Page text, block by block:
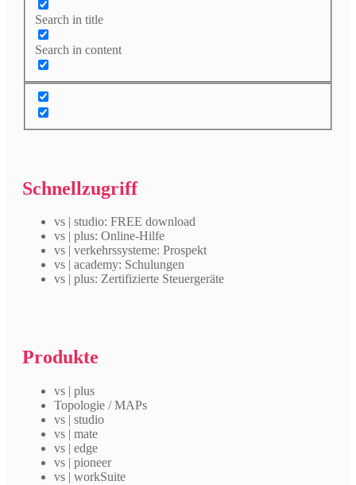
Search in title
Search in content
Schnellzugriff
vs | studio: FREE download
vs | plus: Online-Hilfe
vs | verkehrssysteme: Prospekt
vs | academy: Schulungen
vs | plus: Zertifizierte Steuergeräte
Produkte
vs | plus
Topologie / MAPs
vs | studio
vs | mate
vs | edge
vs | pioneer
vs | workSuite